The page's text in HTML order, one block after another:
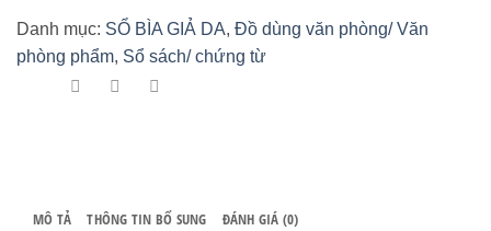
B4
lượng
Danh mục: SỔ BÌA GIẢ DA, Đồ dùng văn phòng/ Văn
phòng phẩm, Sổ sách/ chứng từ
MÔ TẢ THÔNG TIN BỔ SUNG ĐÁNH GIÁ (0)